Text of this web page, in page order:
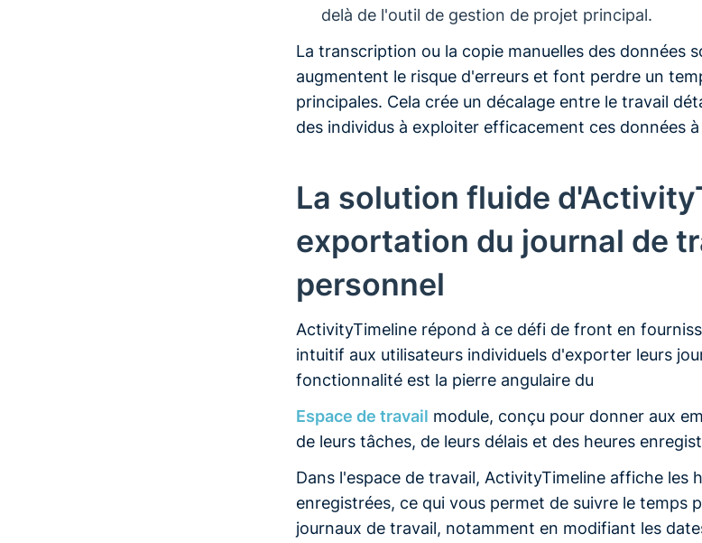
delà de l'outil de gestion de projet principal.
La transcription ou la copie manuelles des données
augmentent le risque d'erreurs et font perdre un
principales. Cela crée un décalage entre le travail
des individus à exploiter efficacement ces données
La solution fluide
exportation du journal de
personnel
ActivityTimeline répond à ce défi de front en
intuitif aux utilisateurs individuels d'exporter leurs
fonctionnalité est la pierre angulaire du
Espace de travail module, conçu pour donner aux
de leurs tâches, de leurs délais et des heures
Dans l'espace de travail, ActivityTimeline affiche les
enregistrées, ce qui vous permet de suivre le temps
journaux de travail, notamment en modifiant les